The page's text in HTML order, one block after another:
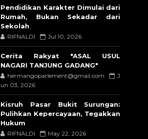
Pendidikan Karakter Dimulai dari
Rumah, Bukan Sekadar dari
Sekolah
RIFNALDI Jul 10, 2026
Cerita Rakyat "ASAL USUL
NAGARI TANJUNG GADANG"
hermangoparlement@gmail.com
J
un 03, 2026
Kisruh Pasar Bukit Surungan:
Pulihkan Kepercayaan, Tegakkan
Hukum
RIFNALDI May 22, 2026